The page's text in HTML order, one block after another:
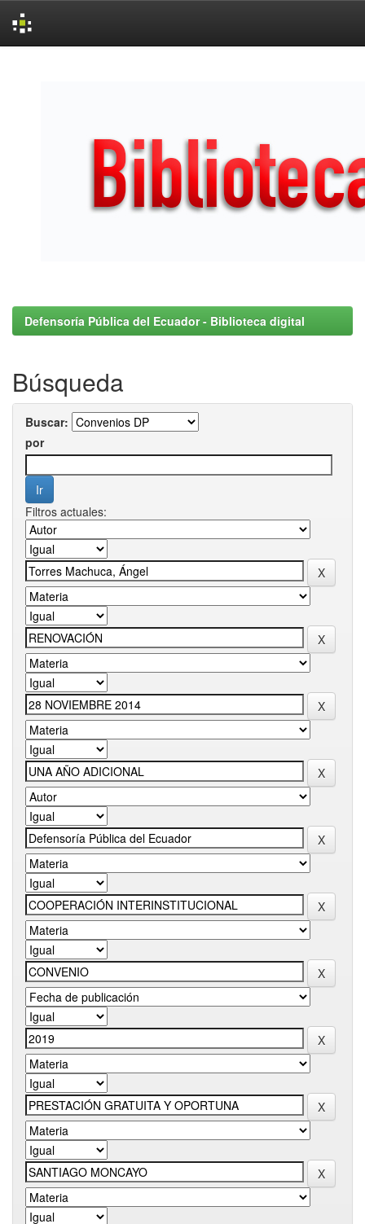
Defensoría Pública del Ecuador - Biblioteca digital
Búsqueda
Buscar:
por
Filtros actuales: